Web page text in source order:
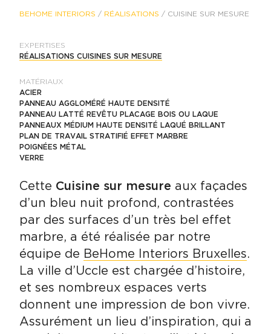
BEHOME INTERIORS / RÉALISATIONS / CUISINE SUR MESURE
EXPERTISES
RÉALISATIONS CUISINES SUR MESURE
MATÉRIAUX
ACIER
PANNEAU AGGLOMÉRÉ HAUTE DENSITÉ
PANNEAU LATTÉ REVÊTU PLACAGE BOIS OU LAQUE
PANNEAUX MÉDIUM HAUTE DENSITÉ LAQUÉ BRILLANT
PLAN DE TRAVAIL STRATIFIÉ EFFET MARBRE
POIGNÉES MÉTAL
VERRE
Cette Cuisine sur mesure aux façades
d’un bleu nuit profond, contrastées
par des surfaces d’un très bel effet
marbre, a été réalisée par notre
équipe de BeHome Interiors Bruxelles.
La ville d’Uccle est chargée d’histoire,
et ses nombreux espaces verts
donnent une impression de bon vivre.
Assurément un lieu d’inspiration, qui a